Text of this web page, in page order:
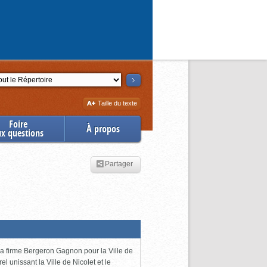
Augmenter
la
Taille du texte
Foire
questions À propos
Partager
firme Bergeron Gagnon pour la Ville de
unissant la Ville de Nicolet et le